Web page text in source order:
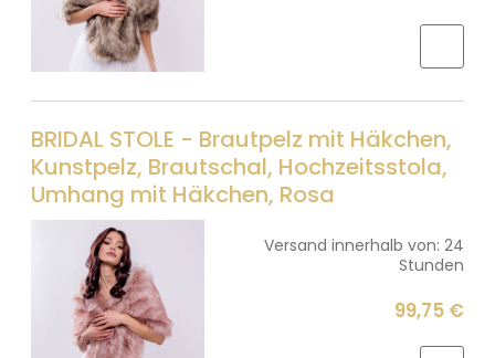
BRIDAL STOLE - Brautpelz mit Häkchen,
Kunstpelz, Brautschal, Hochzeitsstola,
Umhang mit Häkchen, Rosa
Versand innerhalb von: 24
Stunden
99,75 €